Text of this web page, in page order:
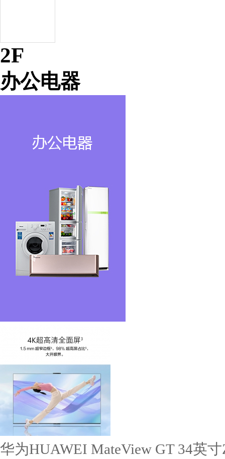
2F
办公电器
华为HUAWEI MateView GT 34英